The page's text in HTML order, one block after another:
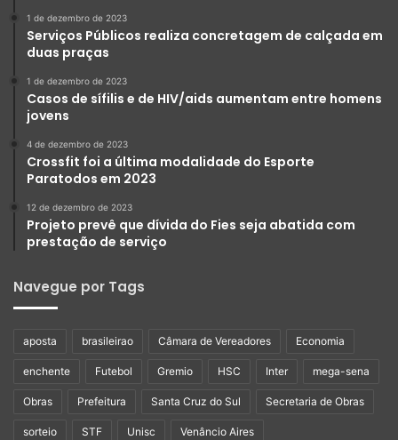
1 de dezembro de 2023
Serviços Públicos realiza concretagem de calçada em
duas praças
1 de dezembro de 2023
Casos de sífilis e de HIV/aids aumentam entre homens
jovens
4 de dezembro de 2023
Crossfit foi a última modalidade do Esporte
Paratodos em 2023
12 de dezembro de 2023
Projeto prevê que dívida do Fies seja abatida com
prestação de serviço
Navegue por Tags
aposta brasileirao Câmara de Vereadores Economia
enchente Futebol Gremio HSC Inter mega-sena
Obras Prefeitura Santa Cruz do Sul Secretaria de Obras
sorteio STF Unisc Venâncio Aires